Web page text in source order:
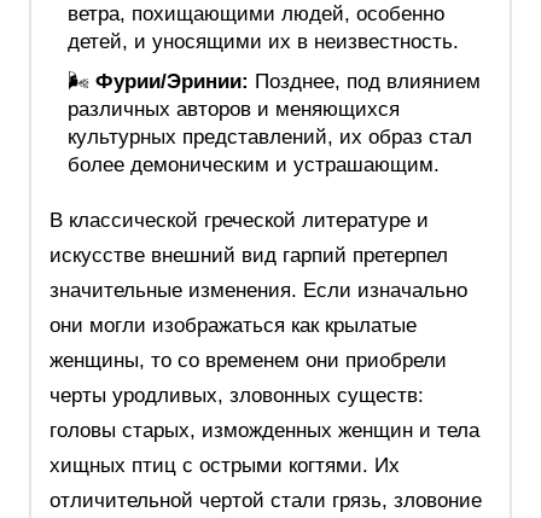
ветра, похищающими людей, особенно
детей, и уносящими их в неизвестность.
🌬️ Фурии/Эринии: Позднее, под влиянием
различных авторов и меняющихся
культурных представлений, их образ стал
более демоническим и устрашающим.
В классической греческой литературе и
искусстве внешний вид гарпий претерпел
значительные изменения. Если изначально
они могли изображаться как крылатые
женщины, то со временем они приобрели
черты уродливых, зловонных существ:
головы старых, изможденных женщин и тела
хищных птиц с острыми когтями. Их
отличительной чертой стали грязь, зловоние